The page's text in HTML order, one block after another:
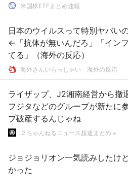
米国株ETFまとめ速報
日本のウイルスって特別ヤバい
←「抗体が無いんだろ」「イン
てる」（海外の反応）
海外さんいらっしゃい 海外の反応
ライザップ、J2湘南経営から撤
フジタなどのグループが新たに参画 #
プ破産するんじゃね
２ちゃんねるニュース超速まとめ＋
ジョジョリオン一気読みしたけ
かった